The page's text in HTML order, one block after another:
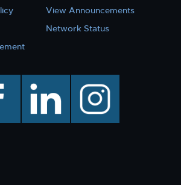
View Announcements
Network Status
linkedin instagram